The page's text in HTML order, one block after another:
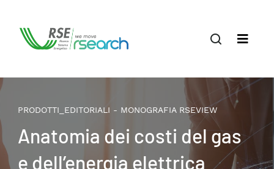
PRODOTTI_EDITORIALI - MONOGRAFIA RSEVIEW
Anatomia dei costi del gas
e dell’energia elettrica